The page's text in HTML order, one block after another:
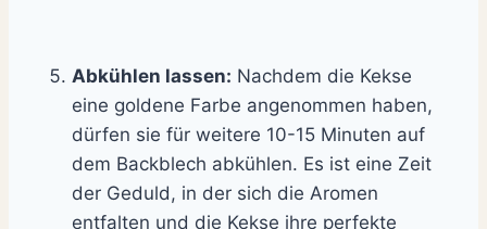
Abkühlen lassen: Nachdem die Kekse
eine goldene Farbe angenommen haben,
dürfen sie für weitere 10-15 Minuten auf
dem Backblech abkühlen. Es ist eine Zeit
der Geduld, in der sich die Aromen
entfalten und die Kekse ihre perfekte